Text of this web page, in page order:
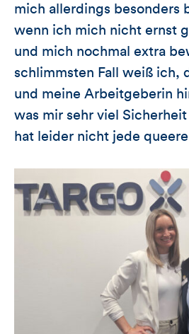
mich allerdings besonders
wenn ich mich nicht ernst
und mich nochmal extra
schlimmsten Fall weiß ich,
und meine Arbeitgeberin
was mir sehr viel
hat leider nicht jede